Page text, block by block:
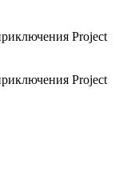
Project
Project